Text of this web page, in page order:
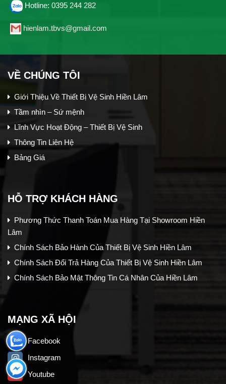
Hotline: 0395 244 282
hienlam.tbvs@gmail.com
VỀ CHÚNG TÔI
Giới Thiệu Về Thiết Bị Vệ Sinh Hiền Lâm
Tầm nhìn – Sứ mệnh
Lĩnh Vực Hoạt Động – Thiết Bị Vệ Sinh
Thông Tin Liên Hệ
Bảng Giá
HỖ TRỢ KHÁCH HÀNG
Phương Thức Thanh Toán Mua Hàng Tại Showroom Hiền
Lâm
Chính Sách Bảo Hành Của Thiết Bị Vệ Sinh Hiền Lâm
Chính Sách Đổi Trả Hàng Của Thiết Bị Vệ Sinh Hiền Lâm
Chính Sách Bảo Mật Thông Tin Cá Nhân Của Hiền Lâm
MẠNG XÃ HỘI
Facebook
Instagram
Youtube